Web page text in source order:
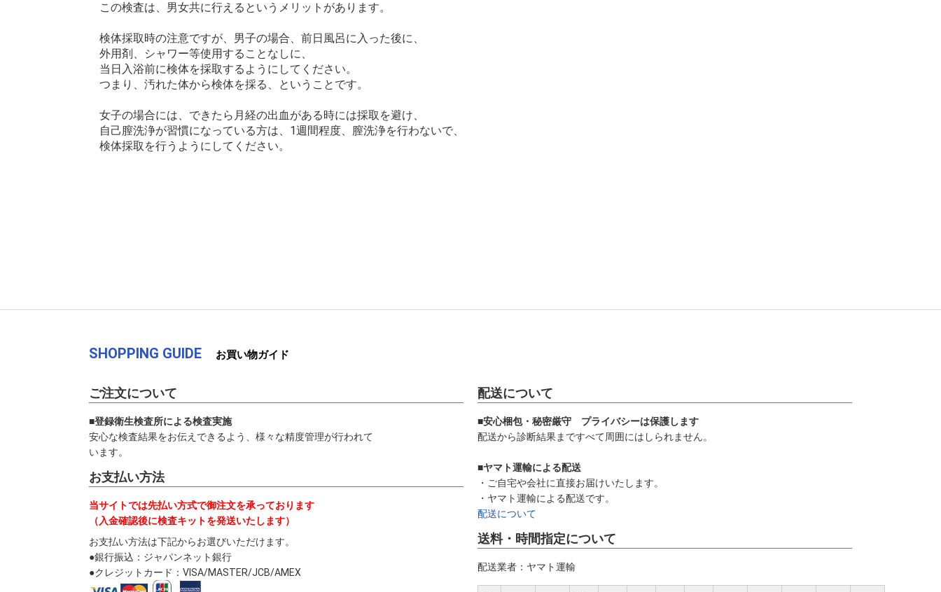
この検査は、男女共に行えるというメリットがあります。
検体採取時の注意ですが、男子の場合、前日風呂に入った後に、
外用剤、シャワー等使用することなしに、
当日入浴前に検体を採取するようにしてください。
つまり、汚れた体から検体を採る、ということです。
女子の場合には、できたら月経の出血がある時には採取を避け、
自己膣洗浄が習慣になっている方は、1週間程度、膣洗浄を行わないで、
検体採取を行うようにしてください。
SHOPPING GUIDE お買い物ガイド
ご注文について
■登録衛生検査所による検査実施
安心な検査結果をお伝えできるよう、様々な精度管理が行われて
います。
お支払い方法
当サイトでは先払い方式で御注文を承っております
（入金確認後に検査キットを発送いたします）
お支払い方法は下記からお選びいただけます。
●銀行振込：ジャパンネット銀行
●クレジットカード：VISA/MASTER/JCB/AMEX
配送について
■安心梱包・秘密厳守 プライバシーは保護します
配送から診断結果まですべて周囲にはしられません。
■ヤマト運輸による配送
・ご自宅や会社に直接お届けいたします。
・ヤマト運輸による配送です。
配送について
送料・時間指定について
配送業者：ヤマト運輸